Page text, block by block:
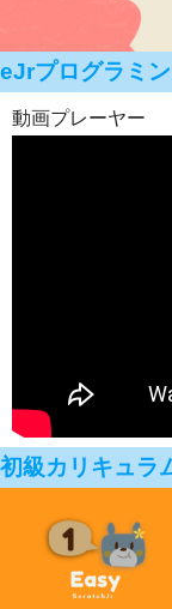
eJrプログラミ
動画プレーヤー
00:00
初級カリキュラ